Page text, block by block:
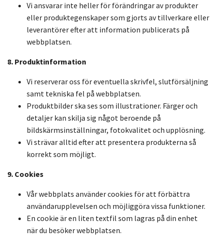
Vi ansvarar inte heller för förändringar av produkter
eller produktegenskaper som gjorts av tillverkare eller
leverantörer efter att information publicerats på
webbplatsen.
8. Produktinformation
Vi reserverar oss för eventuella skrivfel, slutförsäljning
samt tekniska fel på webbplatsen.
Produktbilder ska ses som illustrationer. Färger och
detaljer kan skilja sig något beroende på
bildskärmsinställningar, fotokvalitet och upplösning.
Vi strävar alltid efter att presentera produkterna så
korrekt som möjligt.
9. Cookies
Vår webbplats använder cookies för att förbättra
användarupplevelsen och möjliggöra vissa funktioner.
En cookie är en liten textfil som lagras på din enhet
när du besöker webbplatsen.